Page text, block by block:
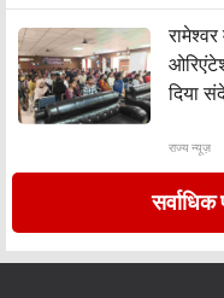
दिया
राज्य न्यूज़
सर्वाधिक